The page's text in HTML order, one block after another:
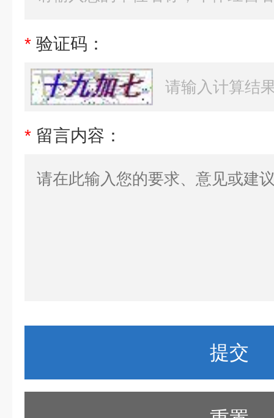
* 验证码：
* 留言内容：